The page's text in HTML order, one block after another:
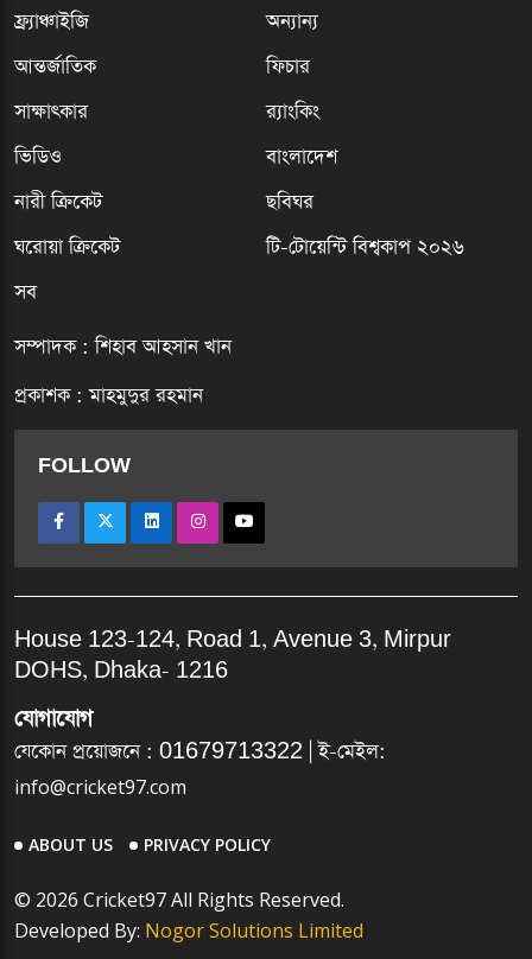
ফ্র্যাঞ্চাইজি
অন্যান্য
আন্তর্জাতিক
ফিচার
সাক্ষাৎকার
র‍্যাংকিং
ভিডিও
বাংলাদেশ
নারী ক্রিকেট
ছবিঘর
ঘরোয়া ক্রিকেট
টি-টোয়েন্টি বিশ্বকাপ ২০২৬
সব
সম্পাদক : শিহাব আহসান খান
প্রকাশক : মাহমুদুর রহমান
FOLLOW
House 123-124, Road 1, Avenue 3, Mirpur
DOHS, Dhaka- 1216
যোগাযোগ
যেকোন প্রয়োজনে : 01679713322 | ই-মেইল:
info@cricket97.com
ABOUT US PRIVACY POLICY
© 2026 Cricket97 All Rights Reserved.
Developed By: Nogor Solutions Limited